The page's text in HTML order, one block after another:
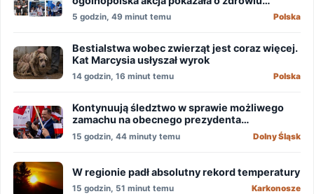
mężczyzn?
5 godzin, 49 minut temu Polska
Bestialstwa wobec zwierząt jest coraz więcej.
Kat Marcysia usłyszał wyrok
14 godzin, 16 minut temu Polska
Kontynuują śledztwo w sprawie możliwego
zamachu na obecnego prezydenta
Nawrockiego
15 godzin, 44 minuty temu Dolny Śląsk
W regionie padł absolutny rekord temperatury
15 godzin, 51 minut temu Karkonosze